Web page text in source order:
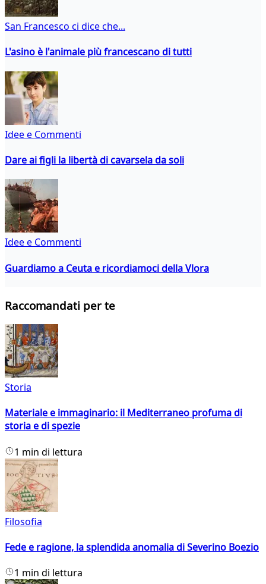
San Francesco ci dice che...
L'asino è l'animale più francescano di tutti
Idee e Commenti
Dare ai figli la libertà di cavarsela da soli
Idee e Commenti
Guardiamo a Ceuta e ricordiamoci della Vlora
Raccomandati per te
Storia
Materiale e immaginario: il Mediterraneo profuma di
storia e di spezie
1 min di lettura
Filosofia
Fede e ragione, la splendida anomalia di Severino Boezio
1 min di lettura